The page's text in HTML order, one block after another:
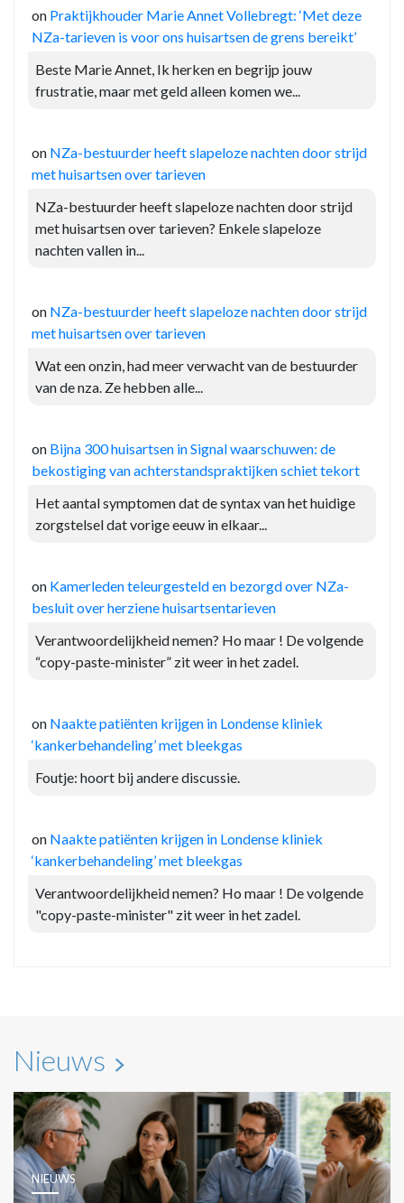
on Praktijkhouder Marie Annet Vollebregt: ‘Met deze
NZa-tarieven is voor ons huisartsen de grens bereikt’
Beste Marie Annet, Ik herken en begrijp jouw
frustratie, maar met geld alleen komen we...
on NZa-bestuurder heeft slapeloze nachten door strijd
met huisartsen over tarieven
NZa-bestuurder heeft slapeloze nachten door strijd
met huisartsen over tarieven? Enkele slapeloze
nachten vallen in...
on NZa-bestuurder heeft slapeloze nachten door strijd
met huisartsen over tarieven
Wat een onzin, had meer verwacht van de bestuurder
van de nza. Ze hebben alle...
on Bijna 300 huisartsen in Signal waarschuwen: de
bekostiging van achterstandspraktijken schiet tekort
Het aantal symptomen dat de syntax van het huidige
zorgstelsel dat vorige eeuw in elkaar...
on Kamerleden teleurgesteld en bezorgd over NZa-
besluit over herziene huisartsentarieven
Verantwoordelijkheid nemen? Ho maar ! De volgende
“copy-paste-minister” zit weer in het zadel.
on Naakte patiënten krijgen in Londense kliniek
‘kankerbehandeling’ met bleekgas
Foutje: hoort bij andere discussie.
on Naakte patiënten krijgen in Londense kliniek
‘kankerbehandeling’ met bleekgas
Verantwoordelijkheid nemen? Ho maar ! De volgende
"copy-paste-minister" zit weer in het zadel.
Nieuws
NIEUWS